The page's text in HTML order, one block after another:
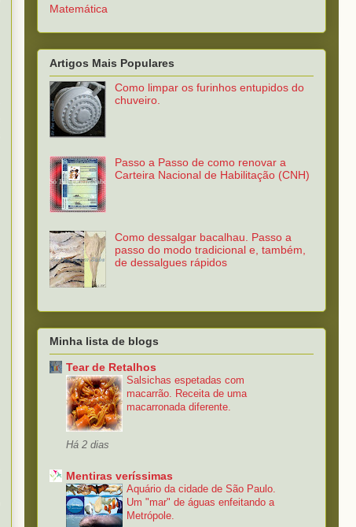
Matemática
Artigos Mais Populares
Como limpar os furinhos entupidos do
chuveiro.
Passo a Passo de como renovar a
Carteira Nacional de Habilitação (CNH)
Como dessalgar bacalhau. Passo a
passo do modo tradicional e, também,
de dessalgues rápidos
Minha lista de blogs
Tear de Retalhos
Salsichas espetadas com
macarrão. Receita de uma
macarronada diferente.
Há 2 dias
Mentiras veríssimas
Aquário da cidade de São Paulo.
Um "mar" de águas enfeitando a
Metrópole.